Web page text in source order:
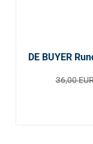
DE BUYER
36,00